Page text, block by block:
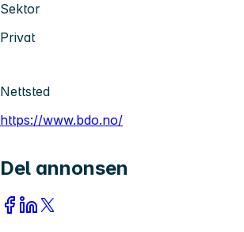
Sektor
Privat
Nettsted
https://www.bdo.no/
Del annonsen